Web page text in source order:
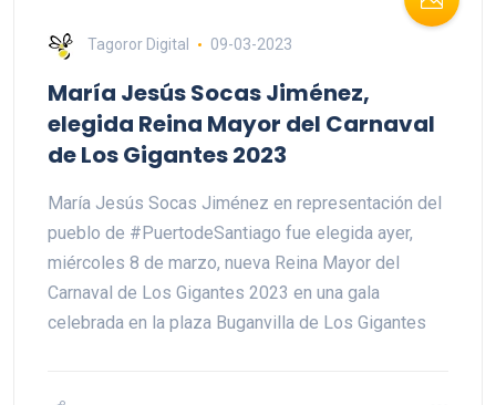
Tagoror Digital 09-03-2023
María Jesús Socas Jiménez,
elegida Reina Mayor del Carnaval
de Los Gigantes 2023
María Jesús Socas Jiménez en representación del
pueblo de #PuertodeSantiago fue elegida ayer,
miércoles 8 de marzo, nueva Reina Mayor del
Carnaval de Los Gigantes 2023 en una gala
celebrada en la plaza Buganvilla de Los Gigantes